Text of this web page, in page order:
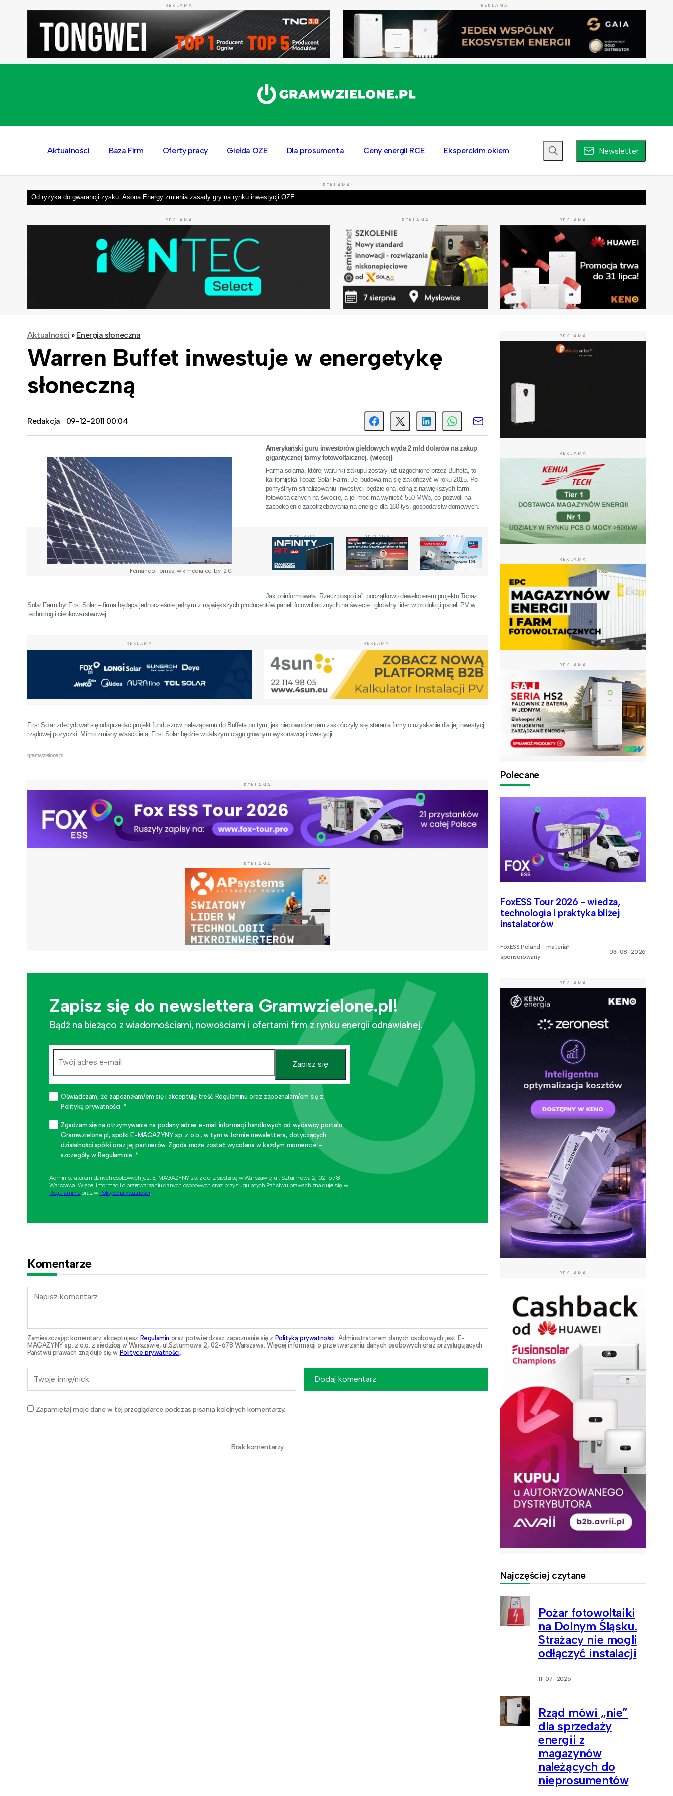
REKLAMA REKLAMA
Aktualności Baza Firm Oferty pracy Giełda OZE Dla prosumenta Ceny energii RCE Eksperckim okiem Newsletter
REKLAMA
Od ryzyka do gwarancji zysku. Asona Energy zmienia zasady gry na rynku inwestycji OZE
REKLAMA REKLAMA REKLAMA
Aktualności » Energia słoneczna
Warren Buffet inwestuje w energetykę
słoneczną
Redakcja 09-12-2011 00:04
Fernando Tomas, wikimedia cc-by-2.0
Amerykański guru inwestorów giełdowych wyda 2 mld dolarów na zakup
gigantycznej farmy fotowoltaicznej. {więcej}
Farma solarna, której warunki zakupu zostały już uzgodnione przez Buffeta, to
kalifornijska Topaz Solar Farm. Jej budowa ma się zakończyć w roku 2015. Po
pomyślnym sfinalizowaniu inwestycji będzie ona jedną z największych farm
fotowoltaicznych na świecie, a jej moc ma wynieść 550 MWp, co pozwoli na
zaspokojenie zapotrzebowania na energię dla 160 tys. gospodarstw domowych.
REKLAMA REKLAMA REKLAMA
Jak poinformowała „Rzeczpospolita”, początkowo deweloperem projektu Topaz
Solar Farm był First Solar – firma będąca jednocześnie jednym z największych producentów paneli fotowoltaicznych na świecie i globalny lider w produkcji paneli PV w
technologii cienkowarstwowej.
REKLAMA REKLAMA
First Solar zdecydował się odsprzedać projekt funduszowi należącemu do Buffeta po tym, jak niepowodzeniem zakończyły się starania firmy o uzyskanie dla jej inwestycji
rządowej pożyczki. Mimo zmiany właściciela, First Solar będzie w dalszym ciągu głównym wykonawcą inwestycji.
gramwzielone.pl
REKLAMA
REKLAMA
Zapisz się do newslettera Gramwzielone.pl!
Bądź na bieżąco z wiadomościami, nowościami i ofertami firm z rynku energii odnawialnej.
Zapisz się
Oświadczam, że zapoznałam/em się i akceptuję treść Regulaminu oraz zapoznałam/em się z
Polityką prywatności. *
Zgadzam się na otrzymywanie na podany adres e-mail informacji handlowych od wydawcy portalu
Gramwzielone.pl, spółki E-MAGAZYNY sp. z o.o., w tym w formie newslettera, dotyczących
działalności spółki oraz jej partnerów. Zgoda może zostać wycofana w każdym momencie –
szczegóły w Regulaminie. *
Administratorem danych osobowych jest E-MAGAZYNY sp. z o.o. z siedzibą w Warszawie, ul. Szturmowa 2, 02-678
Warszawa. Więcej informacji o przetwarzaniu danych osobowych oraz przysługujących Państwu prawach znajduje się w
Regulaminieoraz w Polityce prywatności
Komentarze
Zamieszczając komentarz akceptujesz Regulamin oraz potwierdzasz zapoznanie się z Polityką prywatności . Administratorem danych osobowych jest E-
MAGAZYNY sp. z o.o. z siedzibą w Warszawie, ul.Szturmowa 2, 02-678 Warszawa. Więcej informacji o przetwarzaniu danych osobowych oraz przysługujących
Państwu prawach znajduje się w Polityce prywatności
Zapamiętaj moje dane w tej przeglądarce podczas pisania kolejnych komentarzy.
Dodaj komentarz
Brak komentarzy
REKLAMA
REKLAMA
REKLAMA
REKLAMA
Polecane
FoxESS Tour 2026 - wiedza,
technologia i praktyka bliżej
instalatorów
FoxESS Poland - materiał
sponsorowany
03-08-2026
REKLAMA
REKLAMA
Najczęściej czytane
Pożar fotowoltaiki
na Dolnym Śląsku.
Strażacy nie mogli
odłączyć instalacji
11-07-2026
Rząd mówi „nie”
dla sprzedaży
energii z
magazynów
należących do
nieprosumentów